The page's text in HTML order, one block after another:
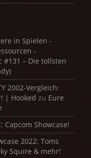
in Spielen -
-
#131 – Die tollsten
2002-Vergleich:
| Hooked zu Eure
Capcom Showcase!
2022: Toms
Squire & mehr!